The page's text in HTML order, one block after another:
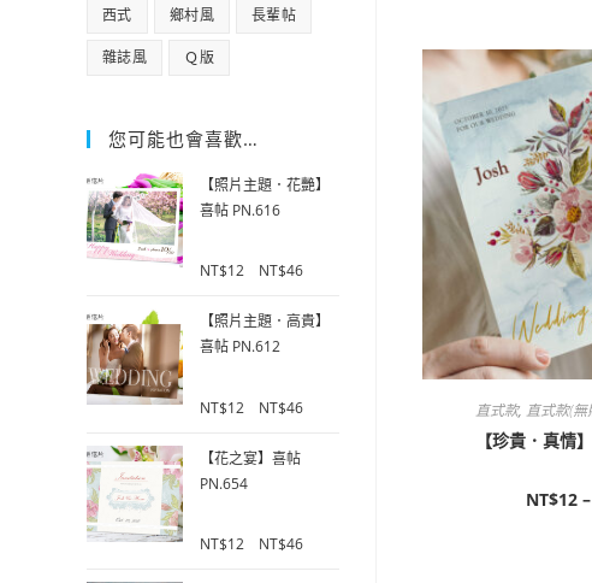
直式款, 直式款(無
【珍貴．真情
NT$12 –
西式 鄉村風 長輩帖
雜誌風 Ｑ版
您可能也會喜歡…
【照片主題．花艷】
喜帖 PN.616
o
NT$12 NT$46
【照片主題．高貴】
喜帖 PN.612
o
5
NT$12 NT$46
【花之宴】喜帖
PN.654
NT$12 NT$46